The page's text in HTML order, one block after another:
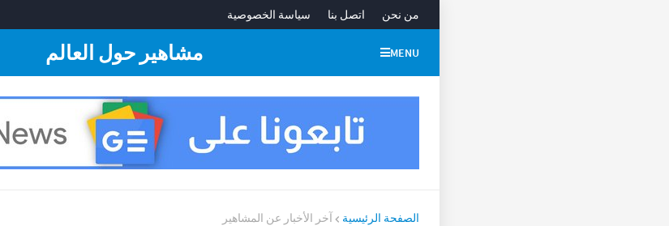
من نحن اتصل بنا سياسة الخصوصية
MENU مشاهير حول العالم
الصفحة الرئيسية آخر الأخبار عن المشاهير